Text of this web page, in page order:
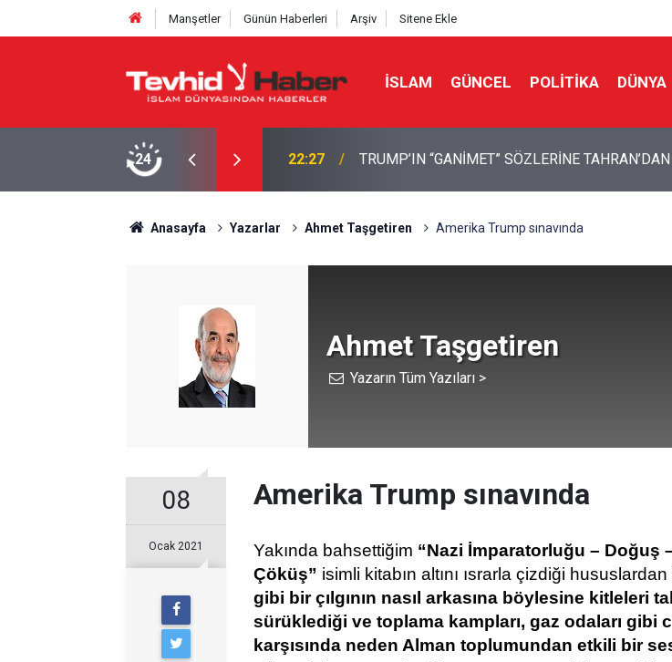
Manşetler Günün Haberleri Arşiv Sitene Ekle
İSLAM GÜNCEL POLITIKA DÜNYA
24
TAHRAN’DAN SERT YANIT 22:13 İbrahimî Bir Seda: Uluslararası Filistin Konvoyu
Anasayfa Yazarlar Ahmet Taşgetiren Amerika Trump sınavında
Ahmet Taşgetiren
Yazarın Tüm Yazıları >
08
Ocak 2021
Amerika Trump sınavında
Yakında bahsettiğim “Nazi İmparatorluğu – Doğuş
Çöküş” isimli kitabın altını ısrarla çizdiği hususlardan
gibi bir çılgının nasıl arkasına böylesine kitleleri
sürüklediği ve toplama kampları, gaz odaları gibi
karşısında neden Alman toplumundan etkili bir